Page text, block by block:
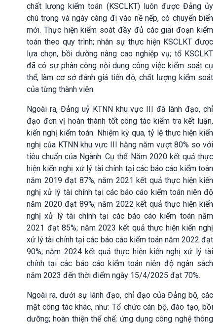
chất lượng kiểm toán (KSCLKT) luôn được Đảng ủy
chú trọng và ngày càng đi vào nề nếp, có chuyển biến
mới. Thực hiện kiểm soát đầy đủ các giai đoạn kiểm
toán theo quy trình; nhân sự thực hiện KSCLKT được
lựa chọn, bồi dưỡng nâng cao nghiệp vụ; tổ KSCLKT
đã có sự phân công nội dung công việc kiểm soát cụ
thể, làm cơ sở đánh giá tiến độ, chất lượng kiểm soát
của từng thành viên.
Ngoài ra, Đảng uỷ KTNN khu vực III đã lãnh đạo, chỉ
đạo đơn vị hoàn thành tốt công tác kiểm tra kết luận,
kiến nghị kiểm toán. Nhiệm kỳ qua, tỷ lệ thực hiện kiến
nghị của KTNN khu vực III hằng năm vượt 80% so với
tiêu chuẩn của Ngành. Cụ thể: Năm 2020 kết quả thực
hiện kiến nghị xử lý tài chính tại các báo cáo kiểm toán
năm 2019 đạt 87%; năm 2021 kết quả thực hiện kiến
nghị xử lý tài chính tại các báo cáo kiểm toán niên độ
năm 2020 đạt 89%; năm 2022 kết quả thực hiện kiến
nghị xử lý tài chính tại các báo cáo kiểm toán năm
2021 đạt 85%; năm 2023 kết quả thực hiện kiến nghị
xử lý tài chính tại các báo cáo kiểm toán năm 2022 đạt
90%; năm 2024 kết quả thực hiện kiến nghị xử lý tài
chính tại các báo cáo kiểm toán niên độ ngân sách
năm 2023 đến thời điểm ngày 15/4/2025 đạt 70%.
Ngoài ra, dưới sự lãnh đạo, chỉ đạo của Đảng bộ, các
mặt công tác khác, như: Tổ chức cán bộ, đào tạo, bồi
dưỡng; hoàn thiện thể chế; ứng dụng công nghệ thông